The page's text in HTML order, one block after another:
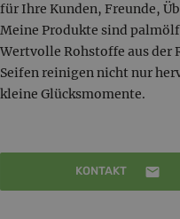
für Ihre Kunden, Freunde,
Meine Produkte sind
Wertvolle Rohstoffe aus der
Seifen reinigen nicht nur
kleine Glücksmomente.
KONTAKT